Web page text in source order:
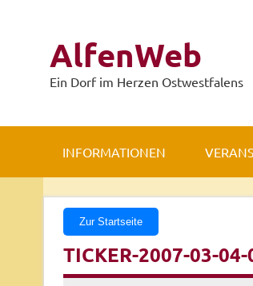
AlfenWeb
Ein Dorf im Herzen Ostwestfalens
INFORMATIONEN
Zur Startseite
TICKER-2007-03-04-